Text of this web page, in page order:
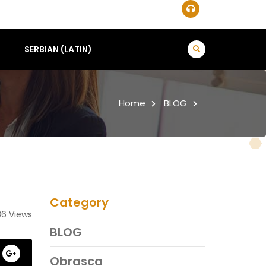
SERBIAN (LATIN)
Home BLOG
Views
Category
BLOG
Obrasca